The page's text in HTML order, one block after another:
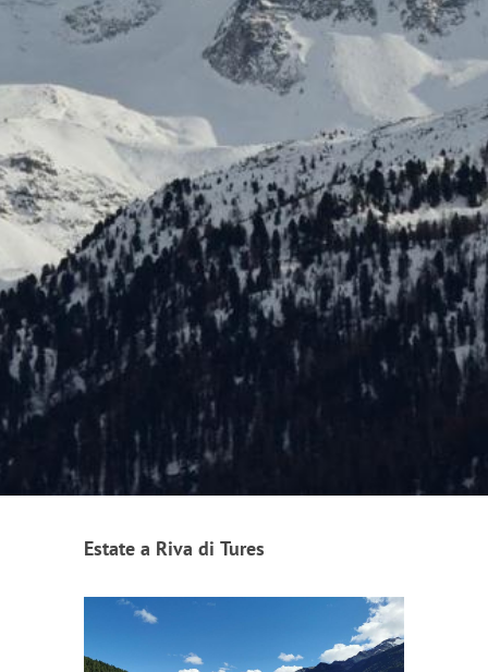
Estate a Riva di Tures